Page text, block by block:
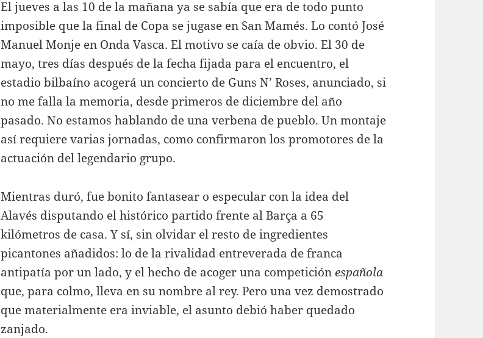
El jueves a las 10 de la mañana ya se sabía que era de todo punto
imposible que la final de Copa se jugase en San Mamés. Lo contó José
Manuel Monje en Onda Vasca. El motivo se caía de obvio. El 30 de
mayo, tres días después de la fecha fijada para el encuentro, el
estadio bilbaíno acogerá un concierto de Guns N’ Roses, anunciado, si
no me falla la memoria, desde primeros de diciembre del año
pasado. No estamos hablando de una verbena de pueblo. Un montaje
así requiere varias jornadas, como confirmaron los promotores de la
actuación del legendario grupo.
Mientras duró, fue bonito fantasear o especular con la idea del
Alavés disputando el histórico partido frente al Barça a 65
kilómetros de casa. Y sí, sin olvidar el resto de ingredientes
picantones añadidos: lo de la rivalidad entreverada de franca
antipatía por un lado, y el hecho de acoger una competiciónespañola
que, para colmo, lleva en su nombre al rey. Pero una vez demostrado
que materialmente era inviable, el asunto debió haber quedado
zanjado.